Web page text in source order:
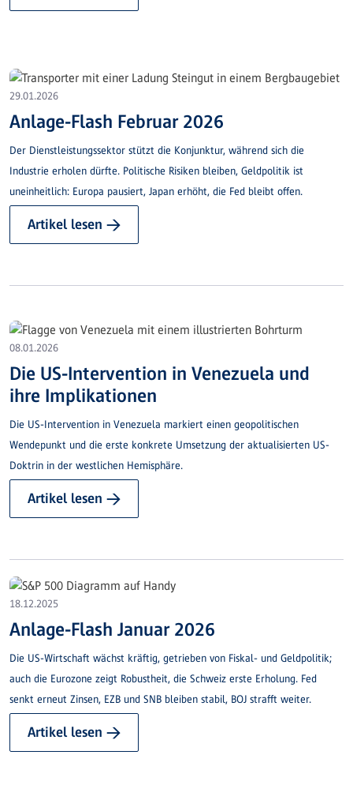
29.01.2026
Anlage-Flash Februar 2026
Der Dienstleistungssektor stützt die Konjunktur, während sich die
Industrie erholen dürfte. Politische Risiken bleiben, Geldpolitik ist
uneinheitlich: Europa pausiert, Japan erhöht, die Fed bleibt offen.
Artikel lesen →
08.01.2026
Die US-Intervention in Venezuela und
ihre Implikationen
Die US-Intervention in Venezuela markiert einen geopolitischen
Wendepunkt und die erste konkrete Umsetzung der aktualisierten US-
Doktrin in der westlichen Hemisphäre.
Artikel lesen →
18.12.2025
Anlage-Flash Januar 2026
Die US-Wirtschaft wächst kräftig, getrieben von Fiskal- und Geldpolitik;
auch die Eurozone zeigt Robustheit, die Schweiz erste Erholung. Fed
senkt erneut Zinsen, EZB und SNB bleiben stabil, BOJ strafft weiter.
Artikel lesen →